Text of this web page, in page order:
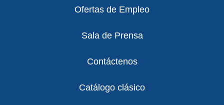
Ofertas de Empleo
Sala de Prensa
Contáctenos
Catálogo clásico